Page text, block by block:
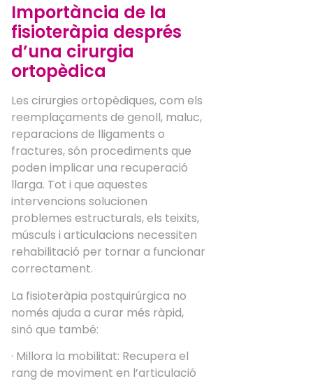
Importància de la
fisioteràpia després
d’una cirurgia
ortopèdica
Les cirurgies ortopèdiques, com els
reemplaçaments de genoll, maluc,
reparacions de lligaments o
fractures, són procediments que
poden implicar una recuperació
llarga. Tot i que aquestes
intervencions solucionen
problemes estructurals, els teixits,
músculs i articulacions necessiten
rehabilitació per tornar a funcionar
correctament.
La fisioteràpia postquirúrgica no
només ajuda a curar més ràpid,
sinó que també:
· Millora la mobilitat: Recupera el
rang de moviment en l’articulació